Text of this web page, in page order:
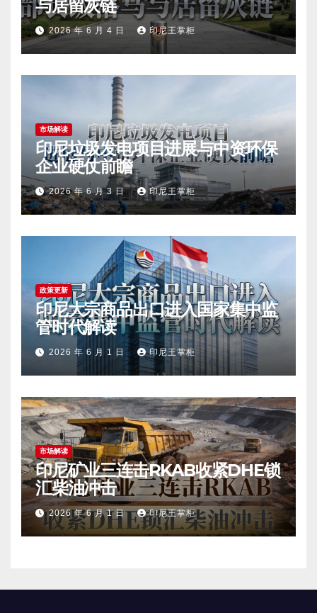
与居留灰链
2026 年 6 月 4 日 印尼王掌柜
市场解读
印尼垃圾发电项目进展与中资环保
企业硬仗前瞻
2026 年 6 月 3 日 印尼王掌柜
政策更新
印尼大宗商品出口进入国家集中监
管时代解读
2026 年 6 月 1 日 印尼王掌柜
市场解读
印尼矿业三连击RKAB收紧DHE锁
汇柴油冲击
2026 年 6 月 1 日 印尼王掌柜